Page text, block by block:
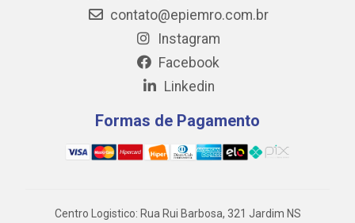
contato@epiemro.com.br
Instagram
Facebook
Linkedin
Formas de Pagamento
Centro Logistico: Rua Rui Barbosa, 321 Jardim NS